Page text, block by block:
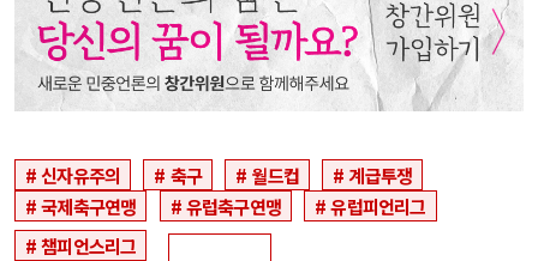
신자유주의 축구 월드컵
계급투쟁
국제축구연맹
유럽축구연맹
유럽피언리그
챔피언스리그